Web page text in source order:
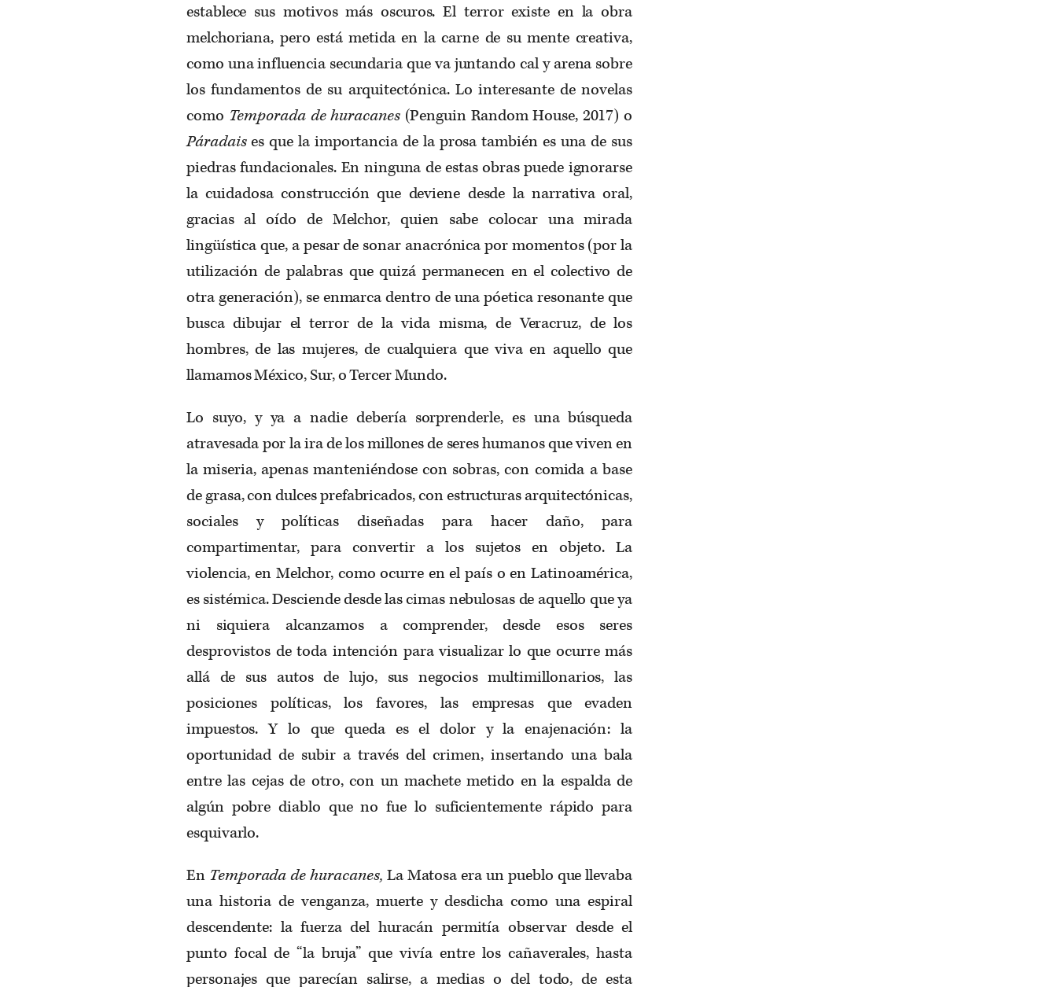
establece sus motivos más oscuros. El terror existe en la obra
melchoriana, pero está metida en la carne de su mente creativa,
como una influencia secundaria que va juntando cal y arena sobre
los fundamentos de su arquitectónica. Lo interesante de novelas
como Temporada de huracanes (Penguin Random House, 2017) o
Páradaises que la importancia de la prosa también es una de sus
piedras fundacionales. En ninguna de estas obras puede ignorarse
la cuidadosa construcción que deviene desde la narrativa oral,
gracias al oído de Melchor, quien sabe colocar una mirada
lingüística que, a pesar de sonar anacrónica por momentos (por la
utilización de palabras que quizá permanecen en el colectivo de
otra generación), se enmarca dentro de una póetica resonante que
busca dibujar el terror de la vida misma, de Veracruz, de los
hombres, de las mujeres, de cualquiera que viva en aquello que
llamamos México, Sur, o Tercer Mundo.
Lo suyo, y ya a nadie debería sorprenderle, es una búsqueda
atravesada por la ira de los millones de seres humanos que viven en
la miseria, apenas manteniéndose con sobras, con comida a base
de grasa, con dulces prefabricados, con estructuras arquitectónicas,
sociales y políticas diseñadas para hacer daño, para
compartimentar, para convertir a los sujetos en objeto. La
violencia, en Melchor, como ocurre en el país o en Latinoamérica,
es sistémica. Desciende desde las cimas nebulosas de aquello que ya
ni siquiera alcanzamos a comprender, desde esos seres
desprovistos de toda intención para visualizar lo que ocurre más
allá de sus autos de lujo, sus negocios multimillonarios, las
posiciones políticas, los favores, las empresas que evaden
impuestos. Y lo que queda es el dolor y la enajenación: la
oportunidad de subir a través del crimen, insertando una bala
entre las cejas de otro, con un machete metido en la espalda de
algún pobre diablo que no fue lo suficientemente rápido para
esquivarlo.
En Temporada de huracanes, La Matosa era un pueblo que llevaba
una historia de venganza, muerte y desdicha como una espiral
descendente: la fuerza del huracán permitía observar desde el
punto focal de “la bruja” que vivía entre los cañaverales, hasta
personajes que parecían salirse, a medias o del todo, de esta